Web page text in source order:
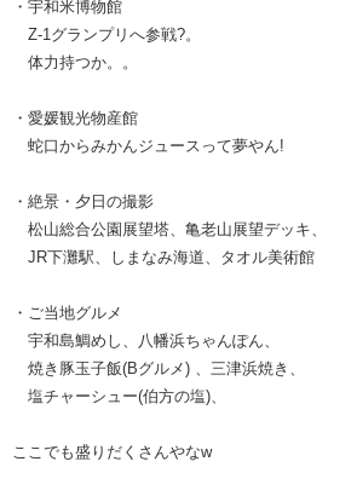
・宇和米博物館
Z-1グランプリへ参戦?。
体力持つか。。
・愛媛観光物産館
蛇口からみかんジュースって夢やん!
・絶景・夕日の撮影
松山総合公園展望塔、亀老山展望デッキ、
JR下灘駅、しまなみ海道、タオル美術館
・ご当地グルメ
宇和島鯛めし、八幡浜ちゃんぽん、
焼き豚玉子飯(Bグルメ) 、三津浜焼き、
塩チャーシュー(伯方の塩)、
ここでも盛りだくさんやなw